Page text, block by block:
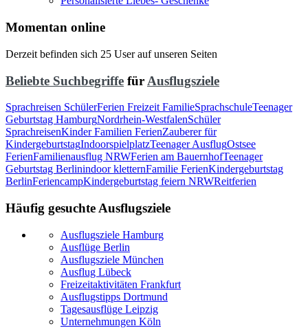
Momentan online
Derzeit befinden sich 25 User auf unseren Seiten
Beliebte Suchbegriffe für Ausflugsziele
Sprachreisen SchülerFerien Freizeit FamilieSprachschuleTeenager
Geburtstag HamburgNordrhein-WestfalenSchüler
SprachreisenKinder Familien FerienZauberer für
KindergeburtstagIndoorspielplatzTeenager AusflugOstsee
FerienFamilienausflug NRWFerien am BauernhofTeenager
Geburtstag Berlinindoor kletternFamilie FerienKindergeburtstag
BerlinFeriencampKindergeburtstag feiern NRWReitferien
Häufig gesuchte Ausflugsziele
Ausflugsziele Hamburg
Ausflüge Berlin
Ausflugsziele München
Ausflug Lübeck
Freizeitaktivitäten Frankfurt
Ausflugstipps Dortmund
Tagesausflüge Leipzig
Unternehmungen Köln